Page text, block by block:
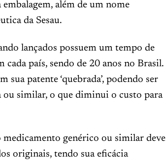
além de um nome
da Sesau.
lançados possuem um tempo de
país, sendo de 20 anos no Brasil.
sua patente ‘quebrada’, podendo ser
ou similar, o que diminui o custo para
medicamento genérico ou similar deve
originais, tendo sua eficácia